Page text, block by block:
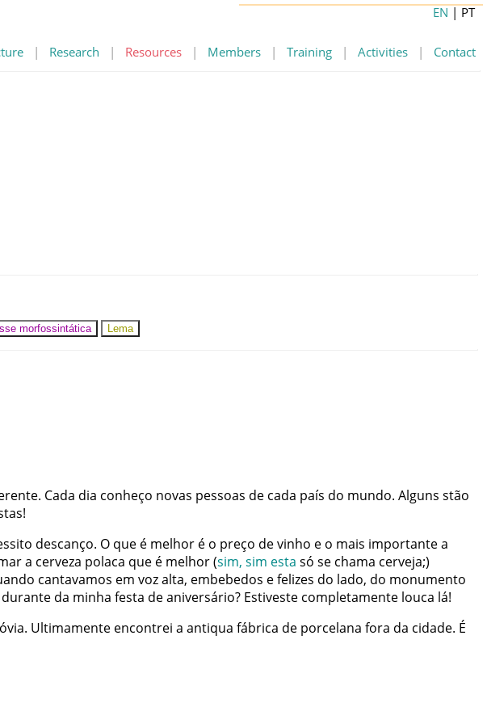
| Research | Resources | Members | Training | Activities | Contact
EN | PT
morfossintática Lema
. Cada dia conheço novas pessoas de cada país do mundo. Alguns stão
!
descanço. O que é melhor é o preço devinho e o mais importantea
a cerveza polaca que é melhor(sim, sim esta só se chama cerveja;)
cantavamos em vozalta, embebedos efelizes do lado, do monumento
durante da minha festa deaniversário? Estiveste completamente louca lá!
. Ultimamente encontrei a antiqua fábrica de porcelana fora da cidade. É